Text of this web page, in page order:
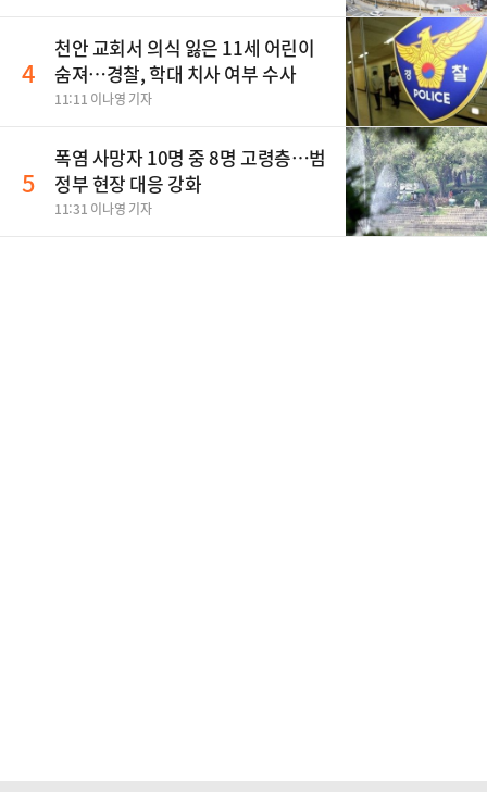
4
천안 교회서 의식 잃은 11세 어린이
숨져…경찰, 학대 치사 여부 수사
11:11 이나영 기자
5
폭염 사망자 10명 중 8명 고령층…범
정부 현장 대응 강화
11:31 이나영 기자